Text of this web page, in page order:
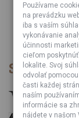
Testy
Ekológia
Veľkoobchod
Spôsob
Používame
na prevádzku
iba s vaším
vykonávanie
účinnosti
cieľom
lokalite. Svoj
odvolať
časti každej
naším
informácie sa
nájdete v našom